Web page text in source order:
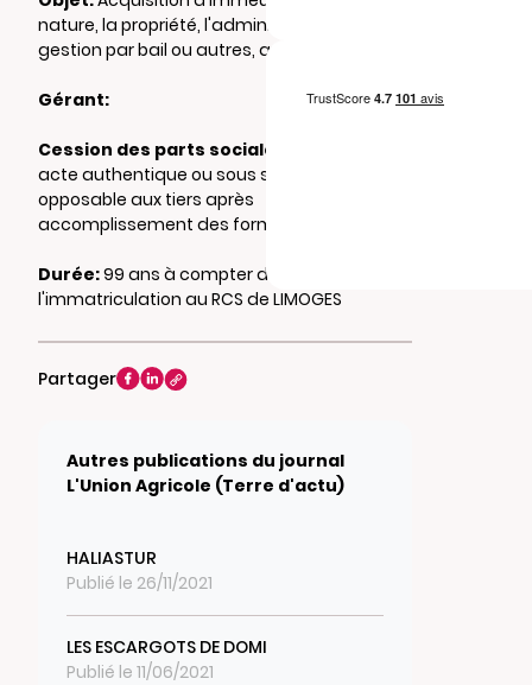
nature, la propriété, l'administration, la
gestion par bail ou autres, aux associés.
Gérant:
Cession des parts sociales :
acte authentique ou sous seing privé,
opposable aux tiers après
accomplissement des formalités.
Durée:99 ans à compter de
l'immatriculation au RCS de LIMOGES
Partager
Autres publications du journal
L'Union Agricole (Terre d'actu)
HALIASTUR
Publié le 26/11/2021
LES ESCARGOTS DE DOMI
Publié le 11/06/2021